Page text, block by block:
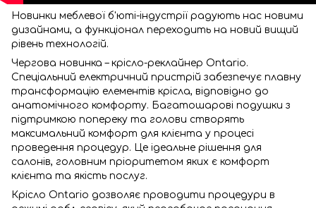
Новинки меблевої б'юті-індустрії радують нас новими
дизайнами, а функціонал переходить на новий вищий
рівень технологій.
Чергова новинка – крісло-реклайнер Ontario.
Спеціальний електричний пристрій забезпечує плавну
трансформацію елементів крісла, відповідно до
анатомічного комфорту. Багатошарові подушки з
підтримкою попереку та голови створять
максимальний комфорт для клієнта у процесі
проведення процедур. Це ідеальне рішення для
салонів, головним пріоритетом яких є комфорт
клієнта та якість послуг.
Крісло Ontario дозволяє проводити процедури в